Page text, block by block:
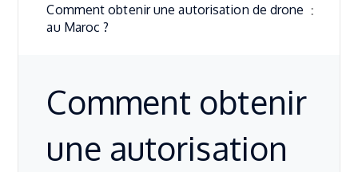
Comment obtenir une autorisation de drone
au Maroc ?
Comment obtenir
une autorisation